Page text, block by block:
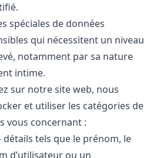
spéciales de données
qui nécessitent un niveau
notamment par sa nature
intime.
sur notre site web, nous
et utiliser les catégories de
vous concernant :
détails tels que le prénom, le
d’utilisateur ou un